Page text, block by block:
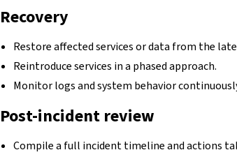
Recovery
Restore affected services or data from the
Reintroduce services in a phased approach.
Monitor logs and system behavior
Post-incident review
Compile a full incident timeline and actions